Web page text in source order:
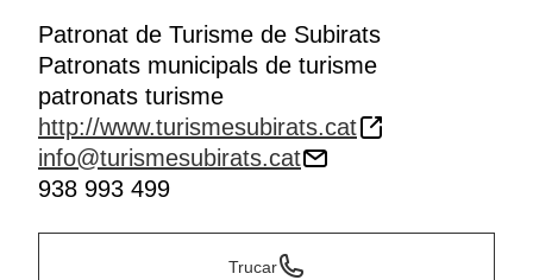
Patronat de Turisme de Subirats
Patronats municipals de turisme
patronats turisme
http://www.turismesubirats.cat
info@turismesubirats.cat
938 993 499
Trucar